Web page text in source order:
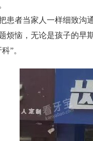
患者当家人一样细致沟
烦恼，无论是孩子的早
”。